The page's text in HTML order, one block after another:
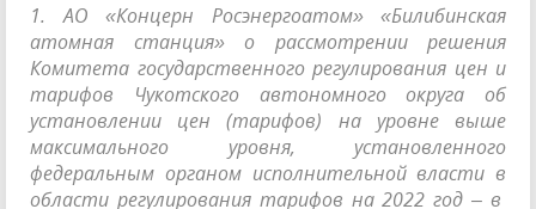
1. АО «Концерн Росэнергоатом» «Билибинская
атомная станция» о рассмотрении решения
Комитета государственного регулирования цен и
тарифов Чукотского автономного округа об
установлении цен (тарифов) на уровне выше
максимального уровня, установленного
федеральным органом исполнительной власти в
области регулирования тарифов на 2022 год – в